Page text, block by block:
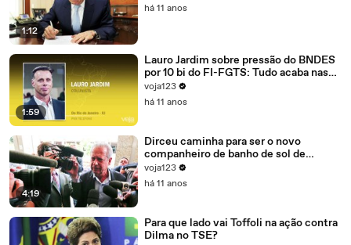
1:12
há 11 anos
1:59
Lauro Jardim sobre pressão do BNDES
por 10 bi do FI-FGTS: Tudo acaba nas
mãos de Cunha
voja123
há 11 anos
4:19
Dirceu caminha para ser o novo
companheiro de banho de sol de
Marcelo Odebrecht e Cia.
voja123
há 11 anos
Para que lado vai Toffoli na ação contra
Dilma no TSE?